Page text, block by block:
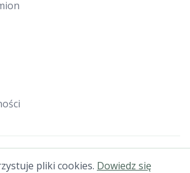
Bytes. Wszelkie prawa zastrzeżone.
pliki cookies. Dowiedz się